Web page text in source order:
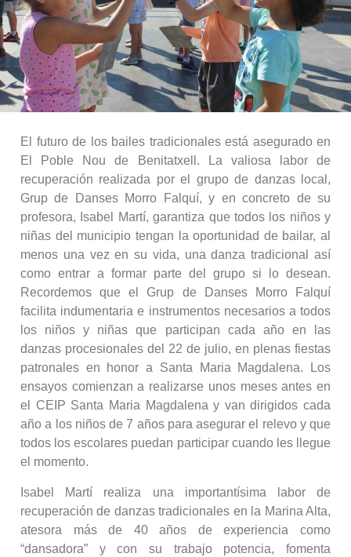
El futuro de los bailes tradicionales está asegurado en
El Poble Nou de Benitatxell. La valiosa labor de
recuperación realizada por el grupo de danzas local,
Grup de Danses Morro Falquí, y en concreto de su
profesora, Isabel Martí, garantiza que todos los niños y
niñas del municipio tengan la oportunidad de bailar, al
menos una vez en su vida, una danza tradicional así
como entrar a formar parte del grupo si lo desean.
Recordemos que el Grup de Danses Morro Falquí
facilita indumentaria e instrumentos necesarios a todos
los niños y niñas que participan cada año en las
danzas procesionales del 22 de julio, en plenas fiestas
patronales en honor a Santa Maria Magdalena. Los
ensayos comienzan a realizarse unos meses antes en
el CEIP Santa Maria Magdalena y van dirigidos cada
año a los niños de 7 años para asegurar el relevo y que
todos los escolares puedan participar cuando les llegue
el momento.
Isabel Martí realiza una importantísima labor de
recuperación de danzas tradicionales en la Marina Alta,
atesora más de 40 años de experiencia como
“dansadora” y con su trabajo potencia, fomenta